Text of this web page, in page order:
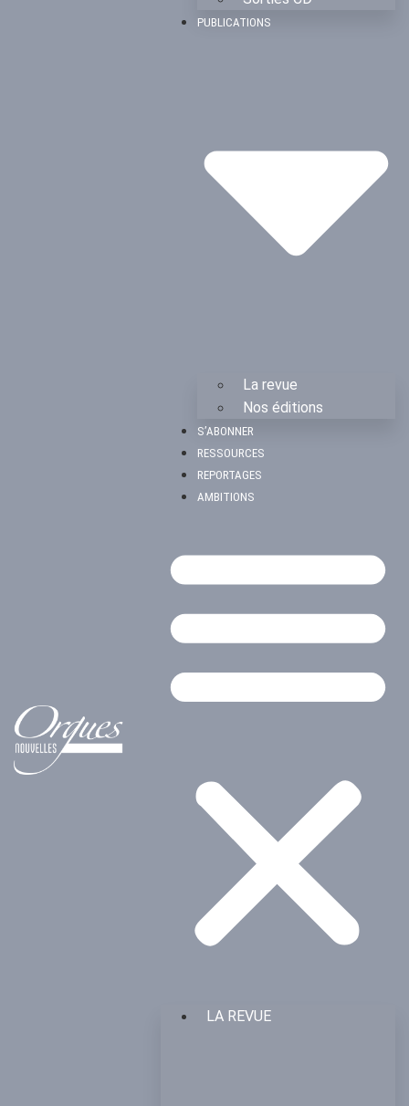
PUBLICATIONS
La revue
Nos éditions
S’ABONNER
RESSOURCES
REPORTAGES
AMBITIONS
LA REVUE